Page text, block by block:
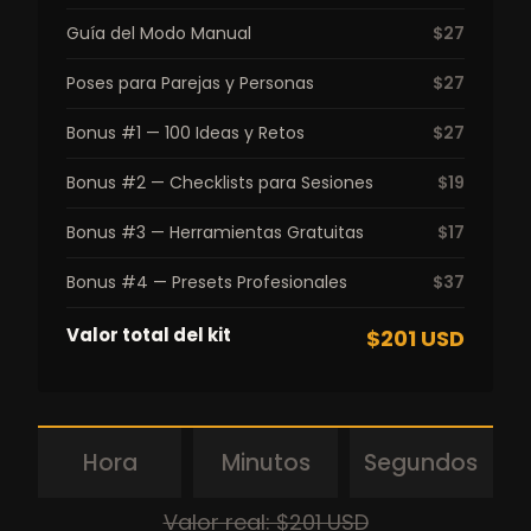
Guía del Modo Manual $27
Poses para Parejas y Personas $27
Bonus #1 — 100 Ideas y Retos $27
Bonus #2 — Checklists para Sesiones $19
Bonus #3 — Herramientas Gratuitas $17
Bonus #4 — Presets Profesionales $37
Valor total del kit $201 USD
Hora Minutos Segundos
Valor real: $201 USD